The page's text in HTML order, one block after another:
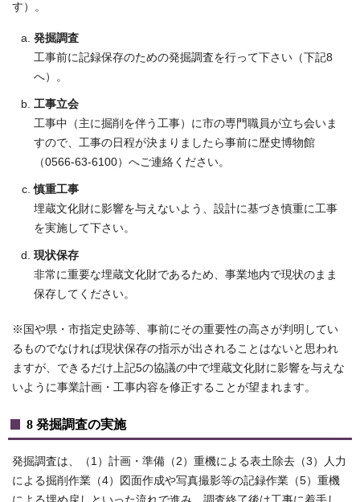
す）。
発掘調査
工事前に記録保存のための発掘調査を行って下さい（下記8
へ）。
工事立会
工事中（主に掘削を伴う工事）に市の専門職員が立ち会いま
すので、工事の日程が決まりましたら事前に歴史博物館
（0566‐63‐6100）へご連絡ください。
慎重工事
埋蔵文化財に影響を与えないよう、設計に基づき慎重に工事
を実施して下さい。
現状保存
非常に重要な埋蔵文化財であるため、事業地内で現状のまま
保存してください。
※国や県・市指定史跡等、事前にその重要性の高さが判明してい
るものでなければ現状保存の指示が出されることはないと思われ
ますが、できるだけ上記5の協議の中で埋蔵文化財に影響を与えな
いように事業計画・工事内容を修正することが望まれます。
8 発掘調査の実施
発掘調査は、（1）計画・準備（2）重機による表土除去（3）人力
による掘削作業（4）図面作成や写真撮影等の記録作業（5）重機